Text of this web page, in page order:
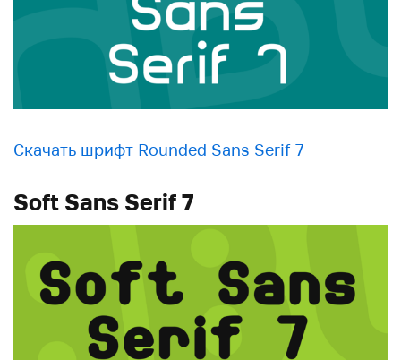
Скачать шрифт Rounded Sans Serif 7
Soft Sans Serif 7